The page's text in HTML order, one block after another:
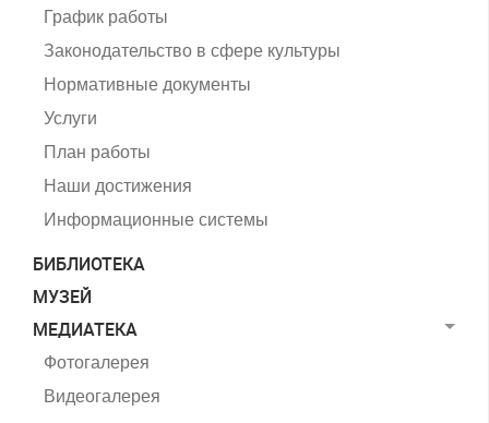
График работы
Законодательство в сфере культуры
Нормативные документы
Услуги
План работы
Наши достижения
Информационные системы
БИБЛИОТЕКА
МУЗЕЙ
МЕДИАТЕКА
Фотогалерея
Видеогалерея